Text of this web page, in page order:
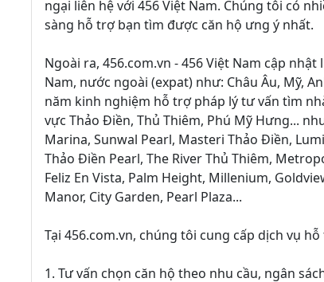
ngại liên hệ với 456 Việt Nam. Chúng tôi có
sàng hỗ trợ bạn tìm được căn hộ ưng ý nhất.
Ngoài ra, 456.com.vn - 456 Việt Nam cập
Nam, nước ngoài (expat) như: Châu Âu, Mỹ,
năm kinh nghiệm hỗ trợ pháp lý tư vấn tìm
vực Thảo Điền, Thủ Thiêm, Phú Mỹ Hưng...
Marina, Sunwal Pearl, Masteri Thảo Điền,
Thảo Điền Pearl, The River Thủ Thiêm,
Feliz En Vista, Palm Height, Millenium,
Manor, City Garden, Pearl Plaza...
Tại 456.com.vn, chúng tôi cung cấp dịch vụ
1. Tư vấn chọn căn hộ theo nhu cầu, ngân